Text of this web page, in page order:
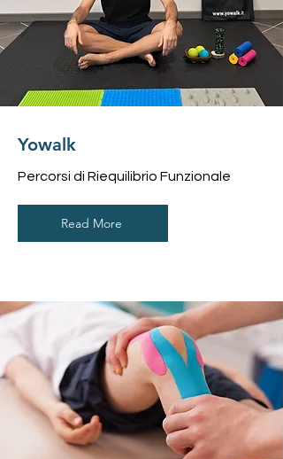
Yowalk
Percorsi di Riequilibrio Funzionale
Read More